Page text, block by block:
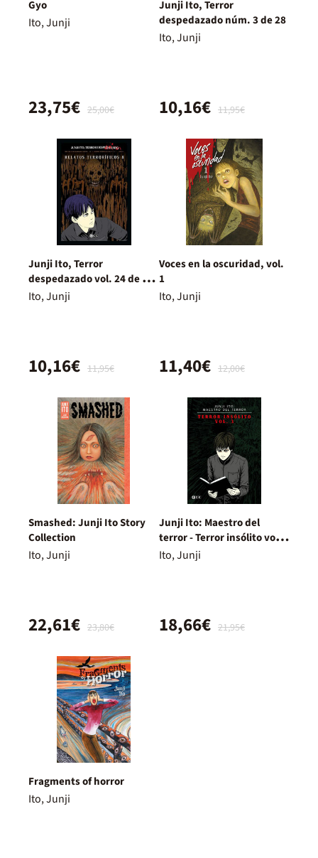
Gyo
Ito, Junji
25,00€
23,75€
Junji Ito, Terror
despedazado núm. 3 de 28
Ito, Junji
11,95€
10,16€
Junji Ito, Terror
despedazado vol. 24 de 28 -
Relatos terroríficos 8
Ito, Junji
11,95€
10,16€
Voces en la oscuridad, vol.
1
Ito, Junji
12,00€
11,40€
Smashed: Junji Ito Story
Collection
Ito, Junji
23,80€
22,61€
Junji Ito: Maestro del
terror - Terror insólito vol. 3
de 3
Ito, Junji
21,95€
18,66€
Fragments of horror
Ito, Junji